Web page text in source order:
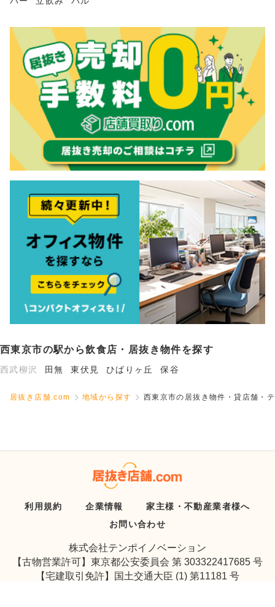
西東京市の駅から飲食店・居抜き物件を探す
西武柳沢 田無 東伏見 ひばりヶ丘 保谷
居抜き店舗.com 地域から探す 西東京市の居抜き物件・貸店舗・
利用規約 企業情報
家主様・不動産業者様へ
お問い合わせ
株式会社テンポイノベーション
【古物営業許可】東京都公安委員会 第 303322417685 号
【宅建取引免許】国土交通大臣 (1) 第11181 号